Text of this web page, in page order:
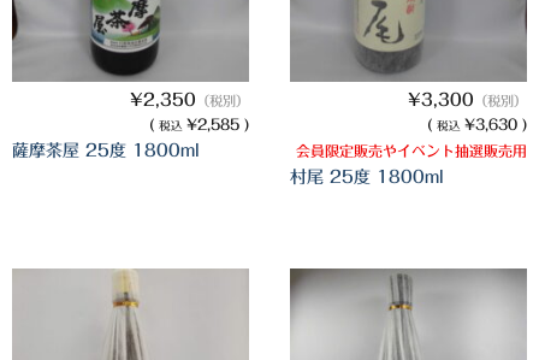
三和酒造
神川酒造
三和酒類
¥2,350 （税別）
( 税込 ¥2,585 )
薩摩茶屋 25度 1800ml
¥3,300 （税別）
( 税込 ¥3,630 )
会員限定販売やイベント抽選販売用
村尾 25度 1800ml